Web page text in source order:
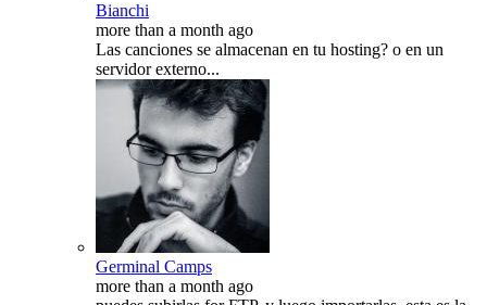
Bianchi
more than a month ago
Las canciones se almacenan en tu hosting? o en un
servidor externo...
Germinal Camps
more than a month ago